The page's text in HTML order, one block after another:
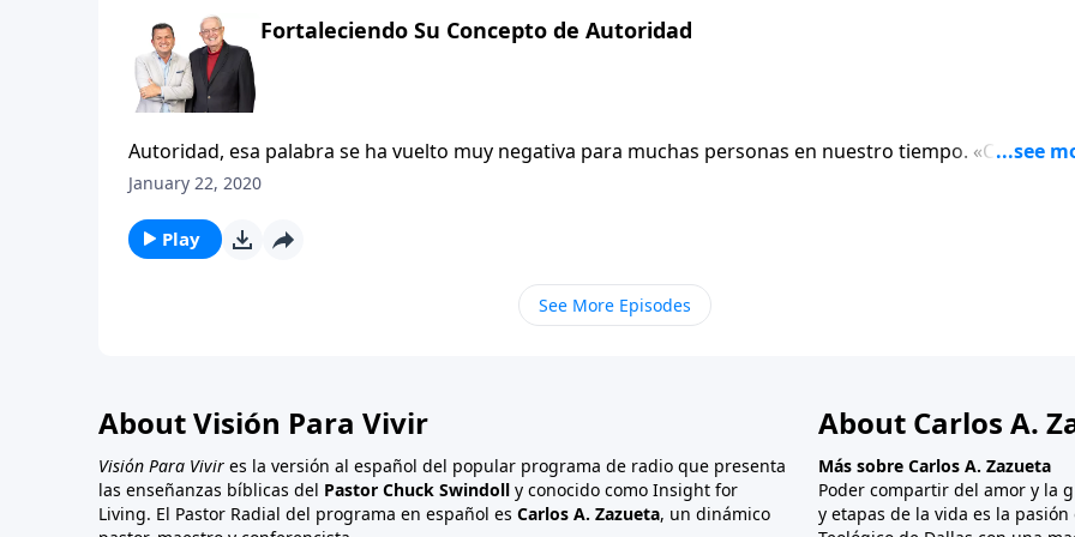
Fortaleciendo Su Concepto de Autoridad
Autoridad, esa palabra se ha vuelto muy negativa para muchas personas en nuestro tiempo.
la autoridad» pareciera ser el lema de nuestra cultura, y tal parece que «revelarse» es el rito de
autoridades en nuestras vidas, personas que de un modo u otro establecen las reglas que debemos
obedecer. Rebelarse contra las autoridades terrenales equivale a rebelarse en contra de Dios, que en
última instancia, es la más grave de todas las rebeliones.
January 22, 2020
Play
See More Episodes
About Visión Para Vivir
Visión Para Vivir es la versión al español del popular programa de radio que presenta
las enseñanzas bíblicas del Pastor Chuck Swindoll y conocido como Insight for
Living. El Pastor Radial del programa en español es Carlos A. Zazueta, un dinámico
About Carlos A.
Más sobre Carlos A. Zazueta
Poder compartir del amor y la
y etapas de la vida es la